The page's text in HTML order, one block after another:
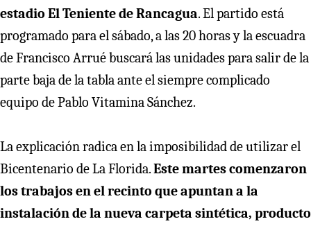
estadio El Teniente de Rancagua. El partido está
programado para el sábado, a las 20 horas y la escuadra
de Francisco Arrué buscará las unidades para salir de la
parte baja de la tabla ante el siempre complicado
equipo de Pablo Vitamina Sánchez.
La explicación radica en la imposibilidad de utilizar el
Bicentenario de La Florida.Este martes comenzaron
los trabajos en el recinto que apuntan a la
instalación de la nueva carpeta sintética, producto